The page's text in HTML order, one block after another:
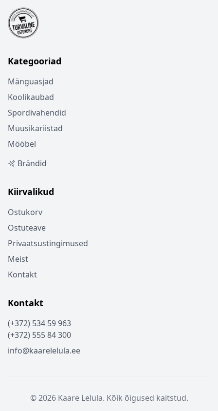
Kategooriad
Mänguasjad
Koolikaubad
Spordivahendid
Muusikariistad
Mööbel
Brändid
Kiirvalikud
Ostukorv
Ostuteave
Privaatsustingimused
Meist
Kontakt
Kontakt
(+372) 534 59 963
(+372) 555 84 300
info@kaarelelula.ee
© 2026 Kaare Lelula. Kõik õigused kaitstud.